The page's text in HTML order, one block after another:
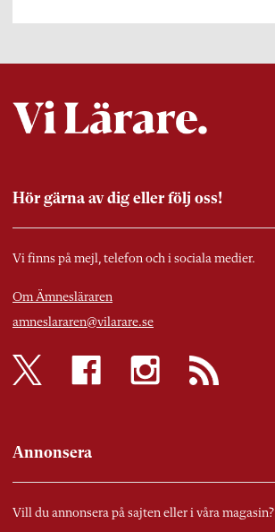
Hör gärna av dig eller följ oss!
Vi finns på mejl, telefon och i sociala medier.
Om Ämnesläraren
amneslararen@vilarare.se
Annonsera
Vill du annonsera på sajten eller i våra magasin?